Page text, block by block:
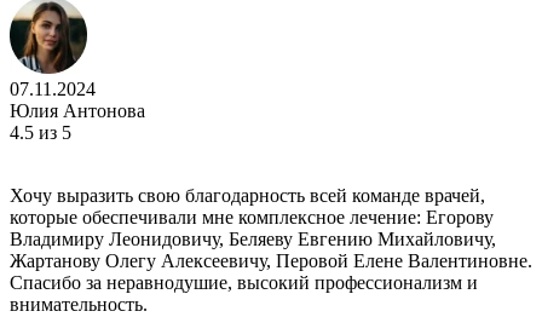
07.11.2024
Юлия Антонова
4.5 из 5
Хочу выразить свою благодарность всей команде врачей,
которые обеспечивали мне комплексное лечение: Егорову
Владимиру Леонидовичу, Беляеву Евгению Михайловичу,
Жартанову Олегу Алексеевичу, Перовой Елене Валентиновне.
Спасибо за неравнодушие, высокий профессионализм и
внимательность.